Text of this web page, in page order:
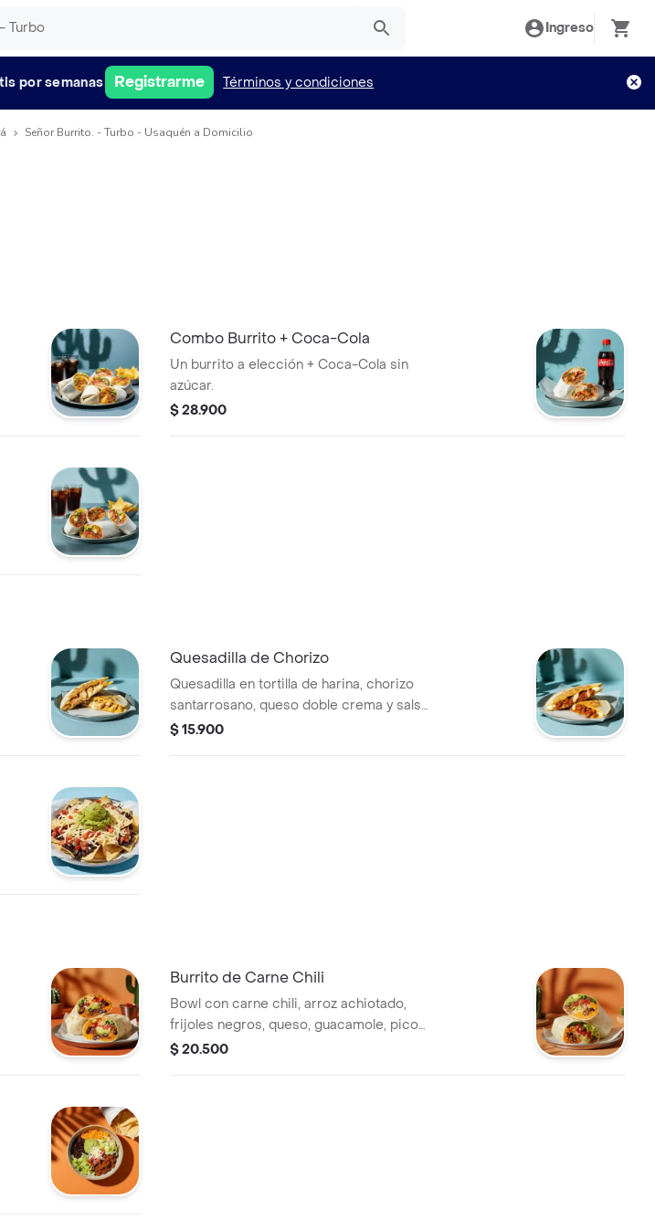
Ingreso
por semanas Registrarme Términos y condiciones
Señor Burrito. - Turbo - Usaquén a Domicilio
Combo Burrito + Coca-Cola
Un burrito a elección + Coca-Cola sin
azúcar.
$ 28.900
Quesadilla de Chorizo
Quesadilla en tortilla de harina, chorizo
santarrosano, queso doble crema y salsa
verde.
$ 15.900
Burrito de Carne Chili
Bowl con carne chili, arroz achiotado,
frijoles negros, queso, guacamole, pico
de gallo, lechuga y salsa verde.
$ 20.500